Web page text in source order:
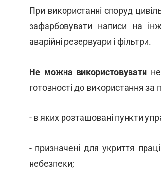
При використанні споруд
зафарбовувати написи на
аварійні резервуари і фільтри.
Не можна використовувати
готовності до використання
- в яких розташовані пункти
- призначені для укриття
небезпеки;